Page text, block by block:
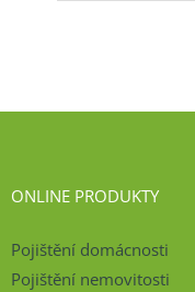
ONLINE PRODUKTY
Pojištění domácnosti
Pojištění nemovitosti